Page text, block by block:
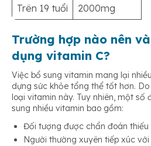
Trên 19 tuổi
2000mg
Trường hợp nào nên
dụng vitamin C?
Việc bổ sung vitamin mang lại
dựng sức khỏe tổng thể tốt hơn.
loại vitamin này. Tuy nhiên, một
sung nhiều vitamin bao gồm:
Đối tượng được chẩn đoán thiếu
Người thường xuyên tiếp xúc